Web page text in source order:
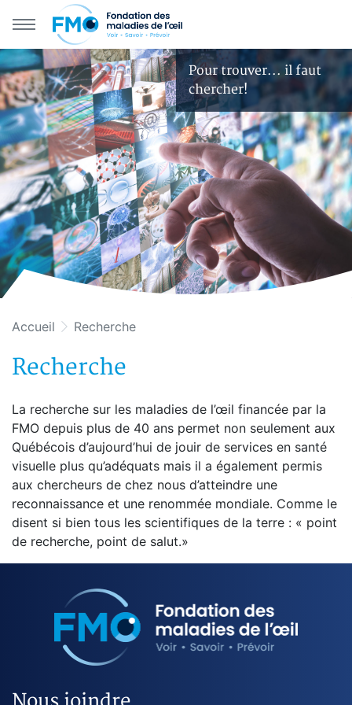
Aller au menu principal
Aller au contenu principal
Pour trouver... il faut
chercher!
Accueil Recherche
Recherche
La recherche sur les maladies de l’œil financée par la
FMO depuis plus de 40 ans permet non seulement aux
Québécois d’aujourd’hui de jouir de services en santé
visuelle plus qu’adéquats mais il a également permis
aux chercheurs de chez nous d’atteindre une
reconnaissance et une renommée mondiale. Comme le
disent si bien tous les scientifiques de la terre : « point
de recherche, point de salut.»